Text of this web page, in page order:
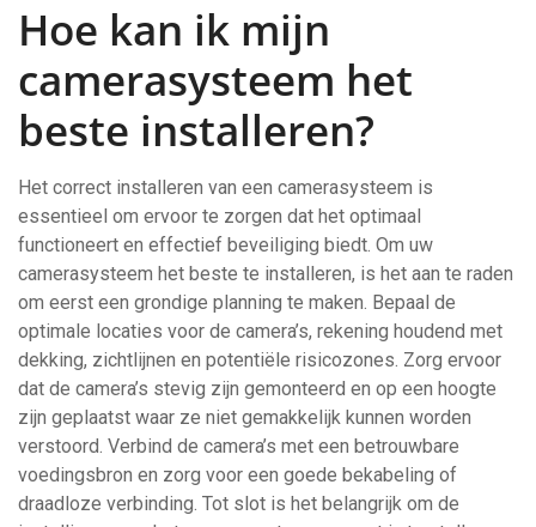
Hoe kan ik mijn
camerasysteem het
beste installeren?
Het correct installeren van een camerasysteem is
essentieel om ervoor te zorgen dat het optimaal
functioneert en effectief beveiliging biedt. Om uw
camerasysteem het beste te installeren, is het aan te raden
om eerst een grondige planning te maken. Bepaal de
optimale locaties voor de camera’s, rekening houdend met
dekking, zichtlijnen en potentiële risicozones. Zorg ervoor
dat de camera’s stevig zijn gemonteerd en op een hoogte
zijn geplaatst waar ze niet gemakkelijk kunnen worden
verstoord. Verbind de camera’s met een betrouwbare
voedingsbron en zorg voor een goede bekabeling of
draadloze verbinding. Tot slot is het belangrijk om de